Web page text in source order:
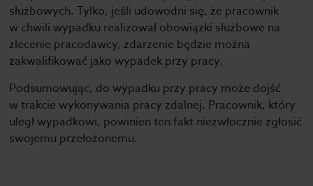
służbowych. Tylko, jeśli udowodni się, że pracownik
w chwili wypadku realizował obowiązki służbowe na
zlecenie pracodawcy, zdarzenie będzie można
zakwalifikować jako wypadek przy pracy.
Podsumowując, do wypadku przy pracy może dojść
w trakcie wykonywania pracy zdalnej. Pracownik, który
uległ wypadkowi, powinien ten fakt niezwłocznie zgłosić
swojemu przełożonemu.